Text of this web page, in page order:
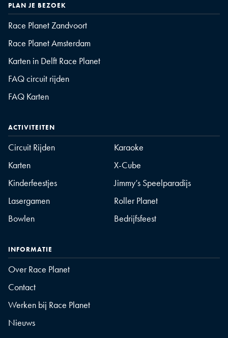
PLAN JE BEZOEK
Race Planet Zandvoort
Race Planet Amsterdam
Karten in Delft Race Planet
FAQ circuit rijden
FAQ Karten
ACTIVITEITEN
Circuit Rijden
Karaoke
Karten
X-Cube
Kinderfeestjes
Jimmy’s Speelparadijs
Lasergamen
Roller Planet
Bowlen
Bedrijfsfeest
INFORMATIE
Over Race Planet
Contact
Werken bij Race Planet
Nieuws